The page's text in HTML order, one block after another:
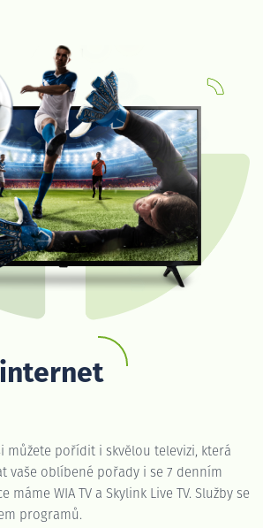
můžete pořídit i skvělou televizi, která
vaše oblíbené pořady i se 7 denním
máme WIA TV a Skylink Live TV. Služby se
programů.